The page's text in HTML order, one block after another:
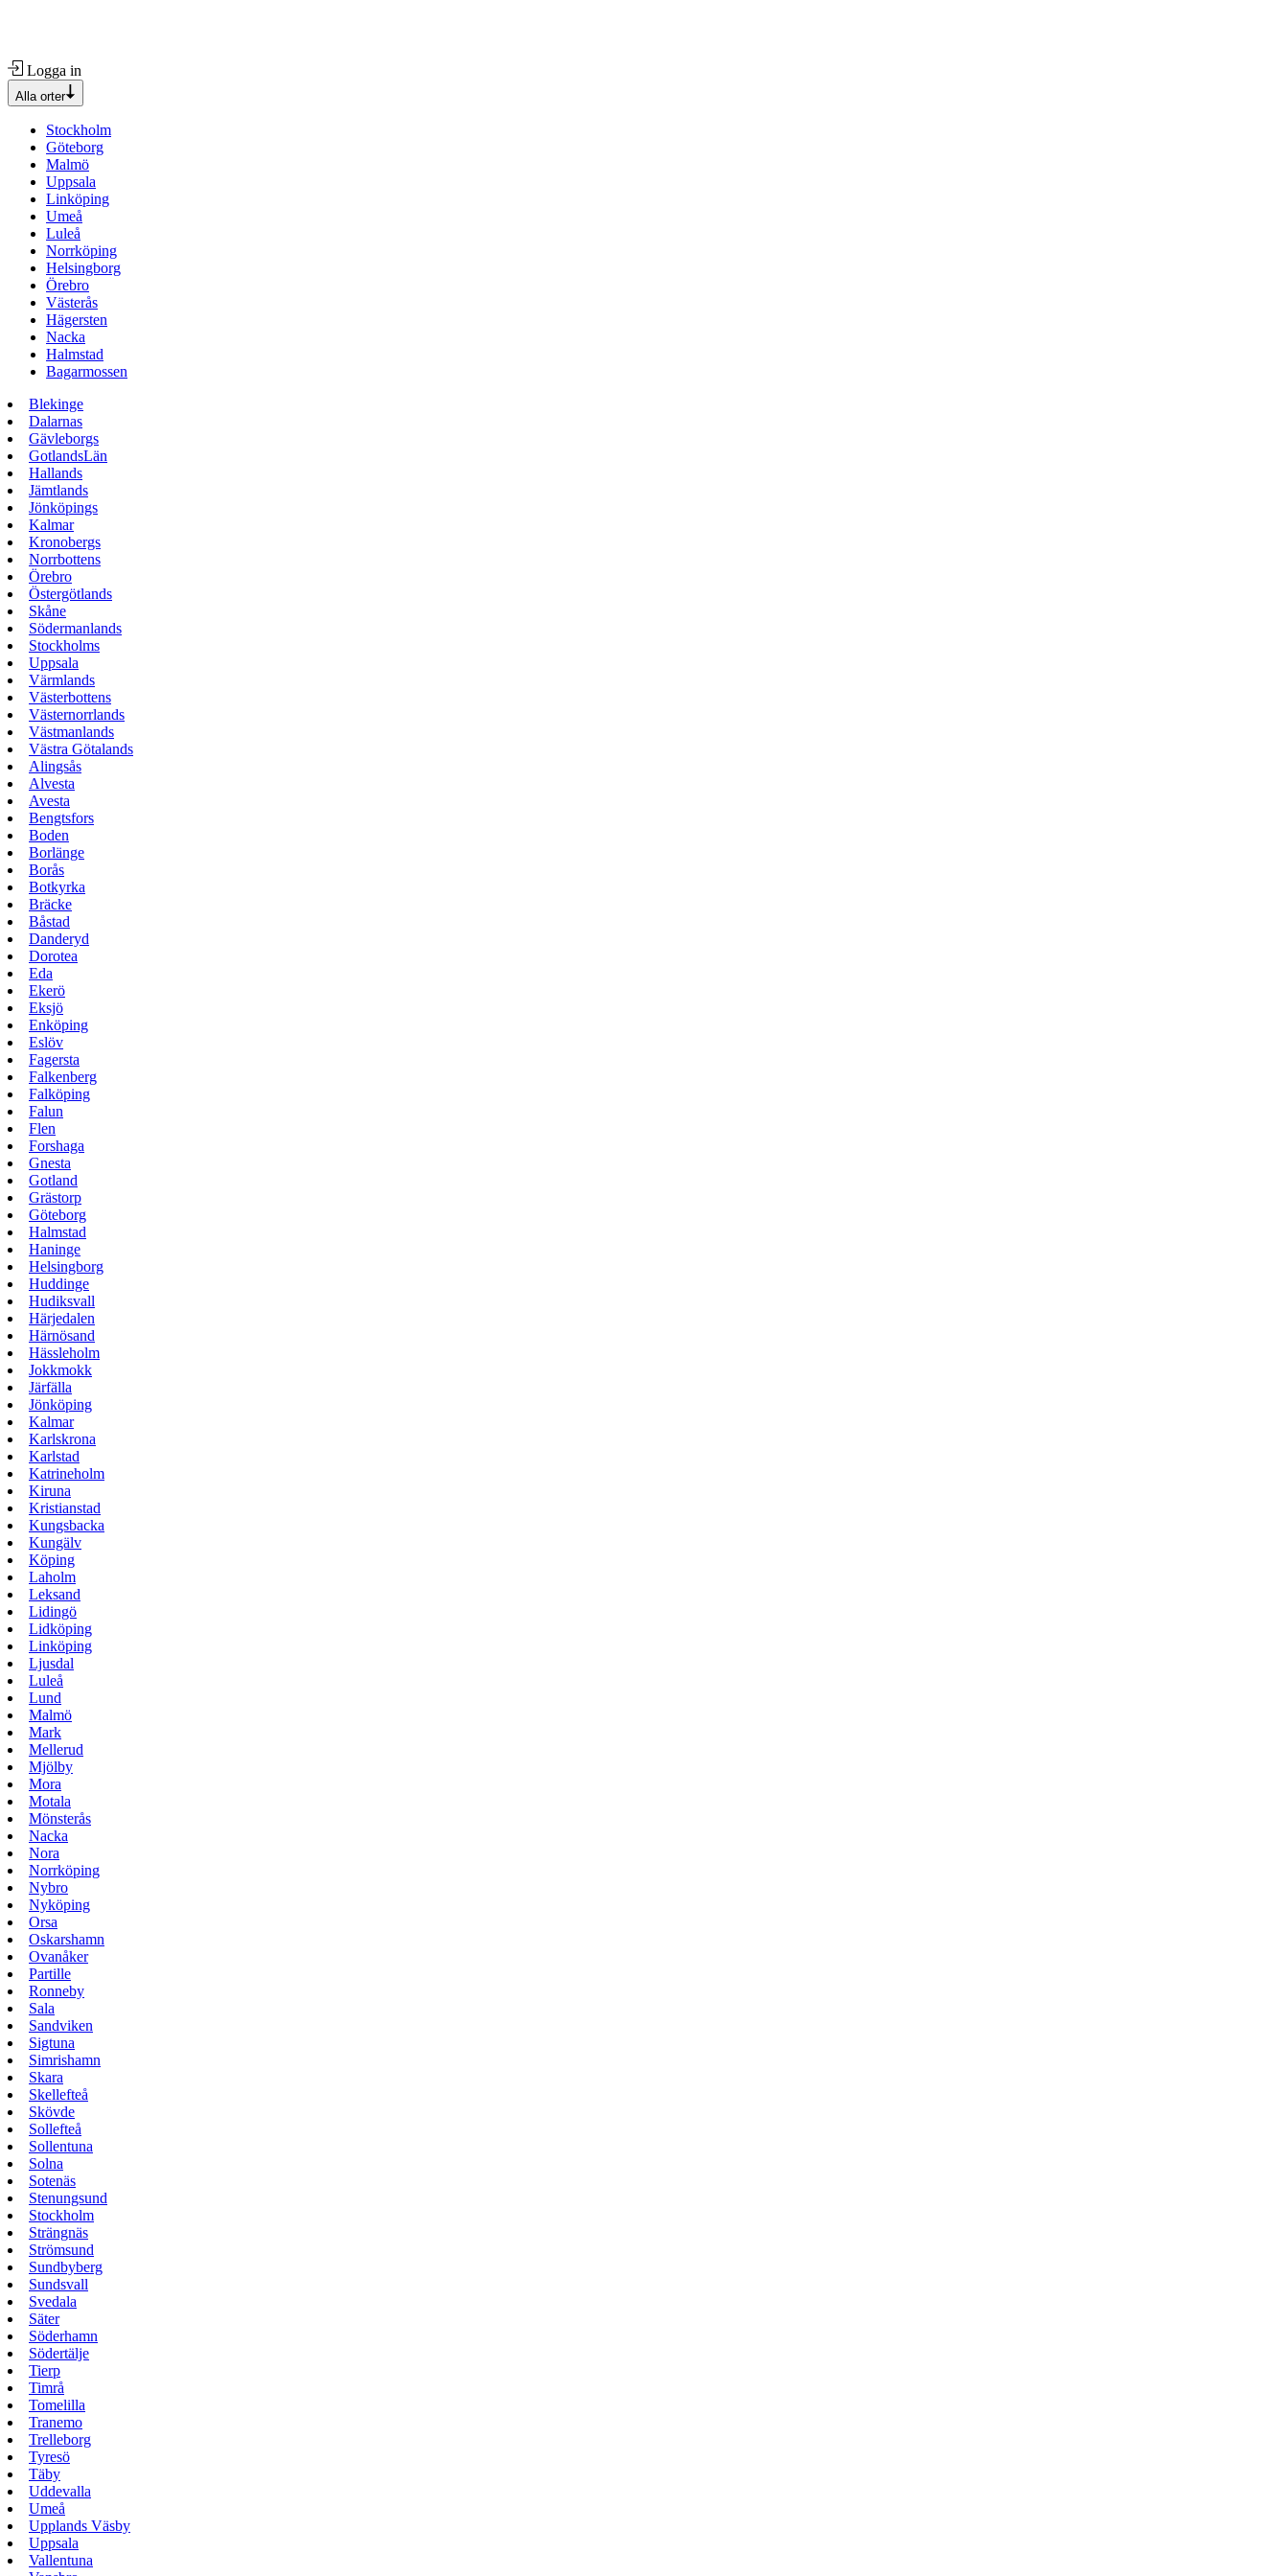
Logga in
Alla orter
Stockholm
Göteborg
Malmö
Uppsala
Linköping
Umeå
Luleå
Norrköping
Helsingborg
Örebro
Västerås
Hägersten
Nacka
Halmstad
Bagarmossen
Blekinge
Dalarnas
Gävleborgs
GotlandsLän
Hallands
Jämtlands
Jönköpings
Kalmar
Kronobergs
Norrbottens
Örebro
Östergötlands
Skåne
Södermanlands
Stockholms
Uppsala
Värmlands
Västerbottens
Västernorrlands
Västmanlands
Västra Götalands
Alingsås
Alvesta
Avesta
Bengtsfors
Boden
Borlänge
Borås
Botkyrka
Bräcke
Båstad
Danderyd
Dorotea
Eda
Ekerö
Eksjö
Enköping
Eslöv
Fagersta
Falkenberg
Falköping
Falun
Flen
Forshaga
Gnesta
Gotland
Grästorp
Göteborg
Halmstad
Haninge
Helsingborg
Huddinge
Hudiksvall
Härjedalen
Härnösand
Hässleholm
Jokkmokk
Järfälla
Jönköping
Kalmar
Karlskrona
Karlstad
Katrineholm
Kiruna
Kristianstad
Kungsbacka
Kungälv
Köping
Laholm
Leksand
Lidingö
Lidköping
Linköping
Ljusdal
Luleå
Lund
Malmö
Mark
Mellerud
Mjölby
Mora
Motala
Mönsterås
Nacka
Nora
Norrköping
Nybro
Nyköping
Orsa
Oskarshamn
Ovanåker
Partille
Ronneby
Sala
Sandviken
Sigtuna
Simrishamn
Skara
Skellefteå
Skövde
Sollefteå
Sollentuna
Solna
Sotenäs
Stenungsund
Stockholm
Strängnäs
Strömsund
Sundbyberg
Sundsvall
Svedala
Säter
Söderhamn
Södertälje
Tierp
Timrå
Tomelilla
Tranemo
Trelleborg
Tyresö
Täby
Uddevalla
Umeå
Upplands Väsby
Uppsala
Vallentuna